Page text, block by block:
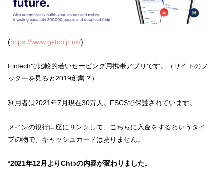
(https://www.getchip.uk/)
Fintechで比較的若いセービング用携帯アプリです。（サイトのフ
ッターを見ると2019創業？）
利用者は2021年7月現在30万人。FSCSで保護されています。
メインの銀行口座にリンクして、こちらに入金をするというタイ
プの物で、キャッシュカードはありません。
*2021年12月よりChipの内容が変わりました。